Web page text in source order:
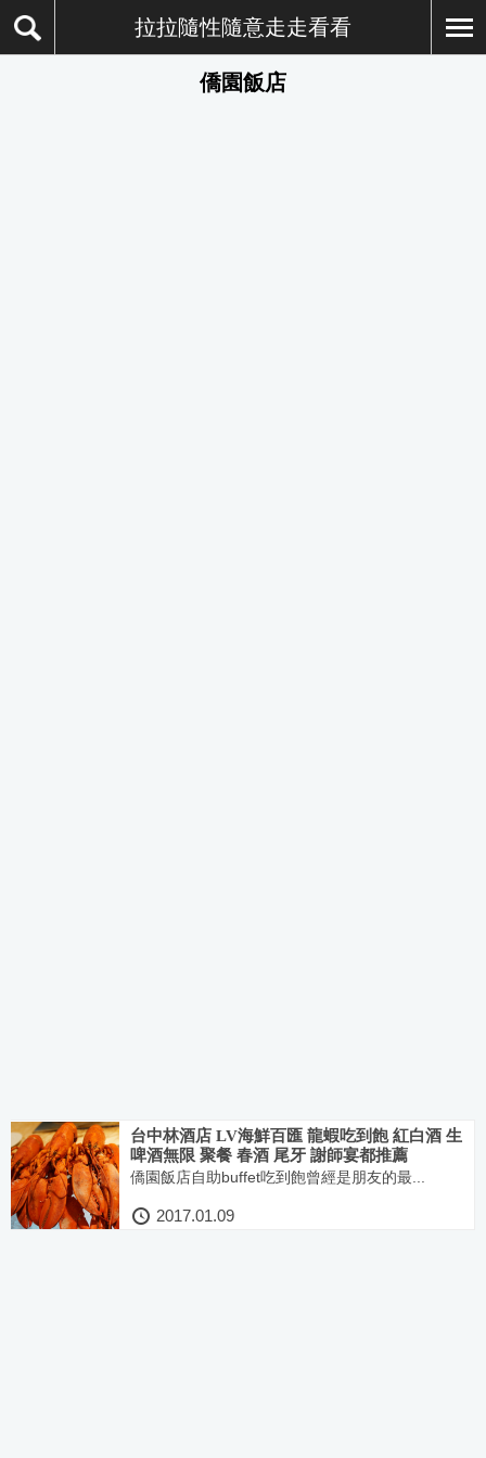
拉拉隨性隨意走走看看
僑園飯店
台中林酒店 LV海鮮百匯 龍蝦吃到飽 紅白酒 生
啤酒無限 聚餐 春酒 尾牙 謝師宴都推薦
僑園飯店自助buffet吃到飽曾經是朋友的最...
2017.01.09